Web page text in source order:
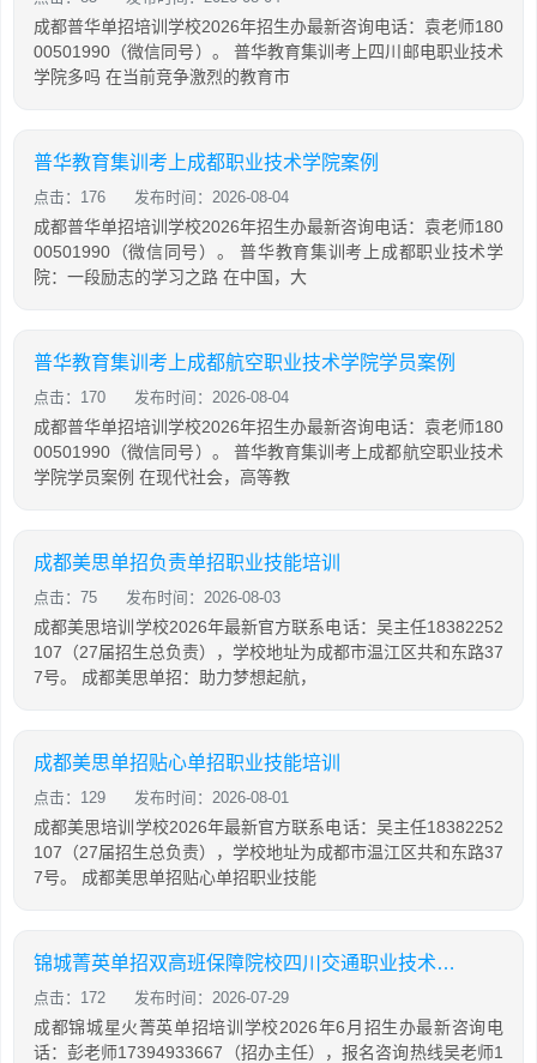
成都普华单招培训学校2026年招生办最新咨询电话：袁老师180
00501990（微信同号）。 普华教育集训考上四川邮电职业技术
学院多吗 在当前竞争激烈的教育市
普华教育集训考上成都职业技术学院案例
点击：176 发布时间：2026-08-04
成都普华单招培训学校2026年招生办最新咨询电话：袁老师180
00501990（微信同号）。 普华教育集训考上成都职业技术学
院：一段励志的学习之路 在中国，大
普华教育集训考上成都航空职业技术学院学员案例
点击：170 发布时间：2026-08-04
成都普华单招培训学校2026年招生办最新咨询电话：袁老师180
00501990（微信同号）。 普华教育集训考上成都航空职业技术
学院学员案例 在现代社会，高等教
成都美思单招负责单招职业技能培训
点击：75 发布时间：2026-08-03
成都美思培训学校2026年最新官方联系电话：吴主任18382252
107（27届招生总负责），学校地址为成都市温江区共和东路37
7号。 成都美思单招：助力梦想起航，
成都美思单招贴心单招职业技能培训
点击：129 发布时间：2026-08-01
成都美思培训学校2026年最新官方联系电话：吴主任18382252
107（27届招生总负责），学校地址为成都市温江区共和东路37
7号。 成都美思单招贴心单招职业技能
锦城菁英单招双高班保障院校四川交通职业技术学院示范
点击：172 发布时间：2026-07-29
成都锦城星火菁英单招培训学校2026年6月招生办最新咨询电
话：彭老师17394933667（招办主任），报名咨询热线吴老师1